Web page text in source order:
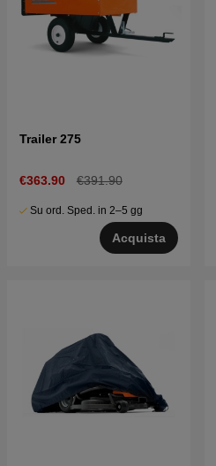
Trailer 275
€363.90 €391.90
Su ord. Sped. in 2–5 gg
Acquista